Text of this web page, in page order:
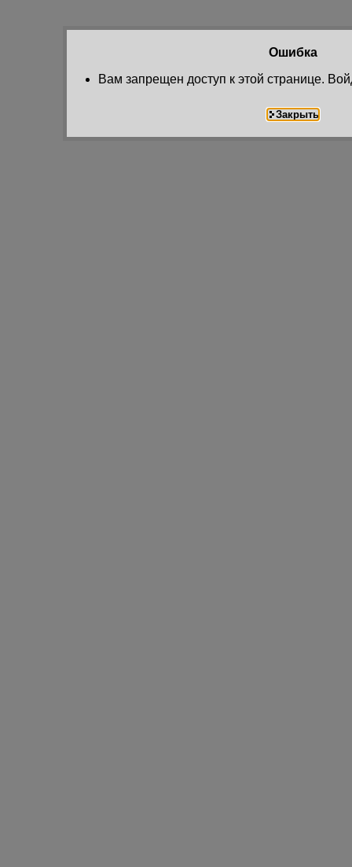
Ошибка
Вам запрещен доступ к этой странице.